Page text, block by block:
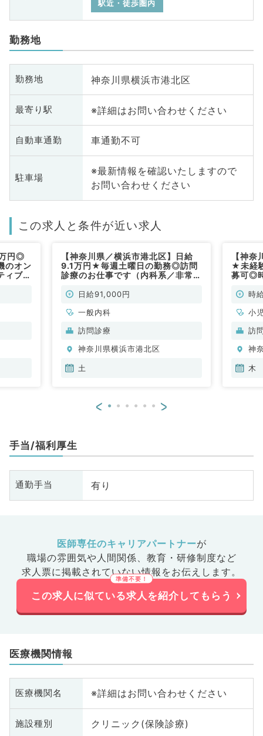
駅近・徒歩圏内
勤務地
勤務地 神奈川県横浜市港北区
最寄り駅 ※詳細はお問い合わせください
自動車通勤 車通勤不可
駐車場
※最新情報を確認いたしますので
お問い合わせください
この求人と条件が近い求人
円◎
のオン
ィブ＆
【神奈川県／横浜市港北区】日給
9.1万円★毎週土曜日の勤務◎訪問
診療のお仕事です（内科系／非常
日給91,000円
一般内科
訪問診療
神奈川県横浜市港北区
土
【神
★未経
募可◎
（一時
小
訪
神
木
< >
手当/福利厚生
通勤手当 有り
医師専任のキャリアパートナーが
職場の雰囲気や人間関係、 教育・研修制度など
求人票に掲載されていない情報をお伝えします。
この求人に似ている求人を紹介してもらう
医療機関情報
医療機関名 ※詳細はお問い合わせください
施設種別 クリニック(保険診療)